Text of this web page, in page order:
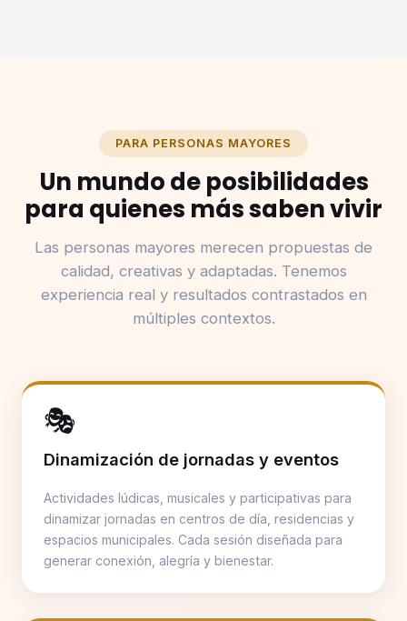
PARA PERSONAS MAYORES
Un mundo de posibilidades
para quienes más saben vivir
Las personas mayores merecen propuestas de
calidad, creativas y adaptadas. Tenemos
experiencia real y resultados contrastados en
múltiples contextos.
🎭
Dinamización de jornadas y eventos
Actividades lúdicas, musicales y participativas para
dinamizar jornadas en centros de día, residencias y
espacios municipales. Cada sesión diseñada para
generar conexión, alegría y bienestar.